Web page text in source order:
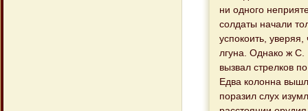
ни одного
солдаты начали
успокоить,
лгуна. Однако ж С.
вызвал стрелков
Едва колонна
поразил слух